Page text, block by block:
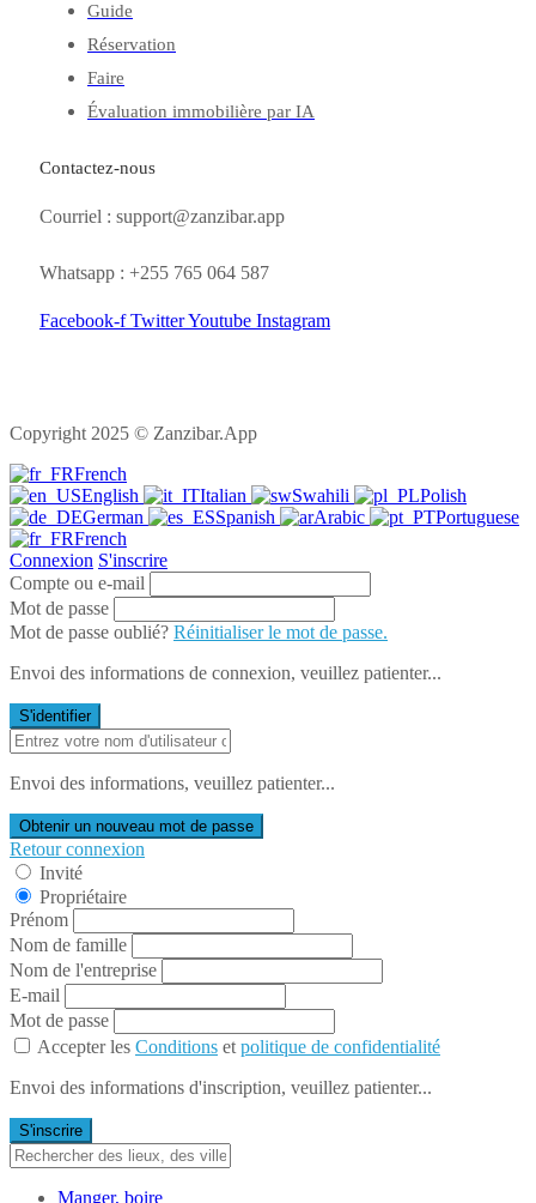
Guide
Réservation
Faire
Évaluation immobilière par IA
Contactez-nous
Courriel : support@zanzibar.app
Whatsapp : +255 765 064 587
Facebook-f TwitterYoutube Instagram
Copyright 2025 © Zanzibar.App
French
English
Italian Swahili
Polish
German
Spanish Arabic
Portuguese
French
Connexion S'inscrire
Compte ou e-mail
Mot de passe
Mot de passe oublié? Réinitialiser le mot de passe.
Envoi des informations de connexion, veuillez patienter...
S'identifier
Envoi des informations, veuillez patienter...
Obtenir un nouveau mot de passe
Retour connexion
Invité
Propriétaire
Prénom
Nom de famille
Nom de l'entreprise
E-mail
Mot de passe
Accepter les Conditions et politique de confidentialité
Envoi des informations d'inscription, veuillez patienter...
S'inscrire
Manger, boire